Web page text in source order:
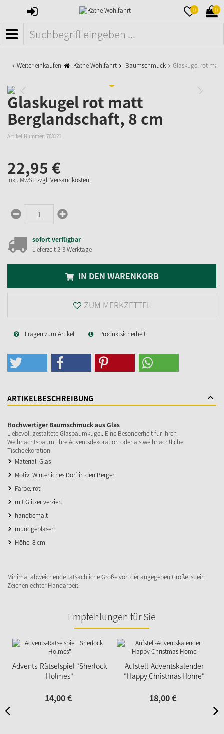
ANMELDEN 0 0
MENÜ
Weiter einkaufen Käthe Wohlfahrt Baumschmuck Glaskugel rot
Glaskugel rot matt
Berglandschaft, 8 cm
Artikel-Nummer: 768121
22,95 €
inkl. MwSt. zzgl. Versandkosten
sofort verfügbar
Lieferzeit 2-3 Werktage
IN DEN WARENKORB
ZUM MERKZETTEL
Fragen zum Artikel Produktsicherheit
ARTIKELBESCHREIBUNG
Hochwertiger Baumschmuck aus Glas
Liebevoll gestaltete Glasbaumkugel. Eine Besonderheit für Ihren
Weihnachtsbaum, Ihre Adventsdekoration oder als weihnachtliche
Tischdekoration.
Material: Glas
Motiv: Winterliches Dorf in den Bergen
Farbe: rot
mit Glitzer verziert
handbemalt
mundgeblasen
Höhe: 8 cm
Minimal abweichende tatsächliche Größe von der angegeben Größe ist ein
Zeichen echter Handarbeit.
Empfehlungen für Sie
Advents-Rätselspiel "Sherlock
Holmes"
14,00€
Aufstell-Adventskalender
"Happy Christmas Home"
18,00€